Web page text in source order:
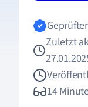
Zuletzt
14